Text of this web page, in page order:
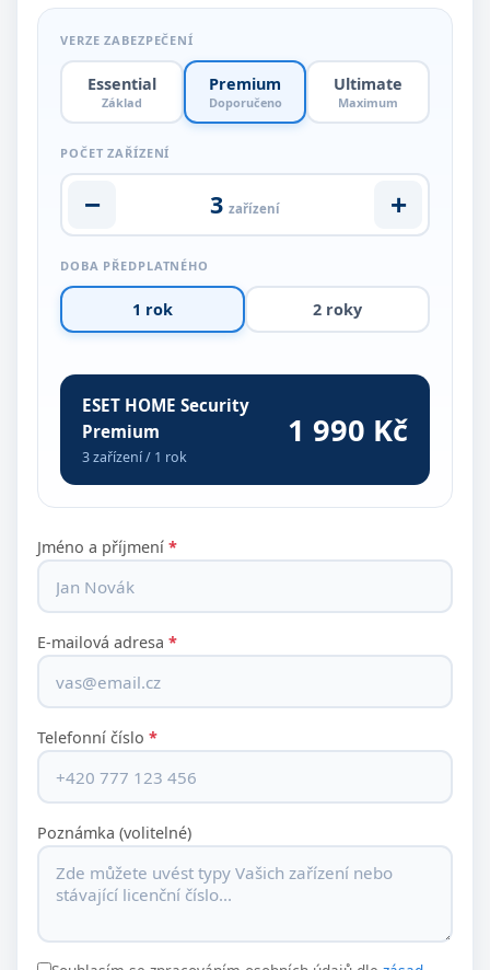
VERZE ZABEZPEČENÍ
Essential
Základ
Premium
Doporučeno
Ultimate
Maximum
POČET ZAŘÍZENÍ
− 3 zařízení +
DOBA PŘEDPLATNÉHO
1 rok 2 roky
ESET HOME Security
Premium
3 zařízení / 1 rok
1 990 Kč
Jméno a příjmení *
E-mailová adresa *
Telefonní číslo *
Poznámka (volitelné)